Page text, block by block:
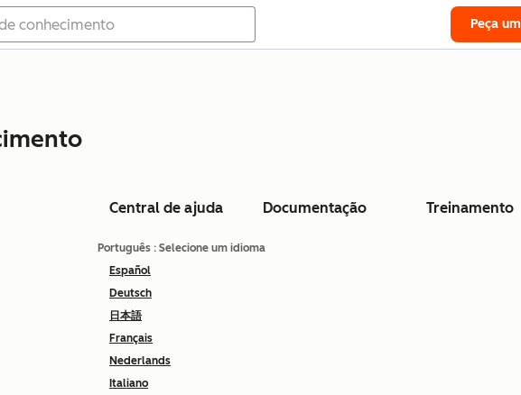
Peça
Central de ajuda Documentação Treinamento
Português : Selecione um idioma
Español
Deutsch
日本語
Français
Nederlands
Italiano